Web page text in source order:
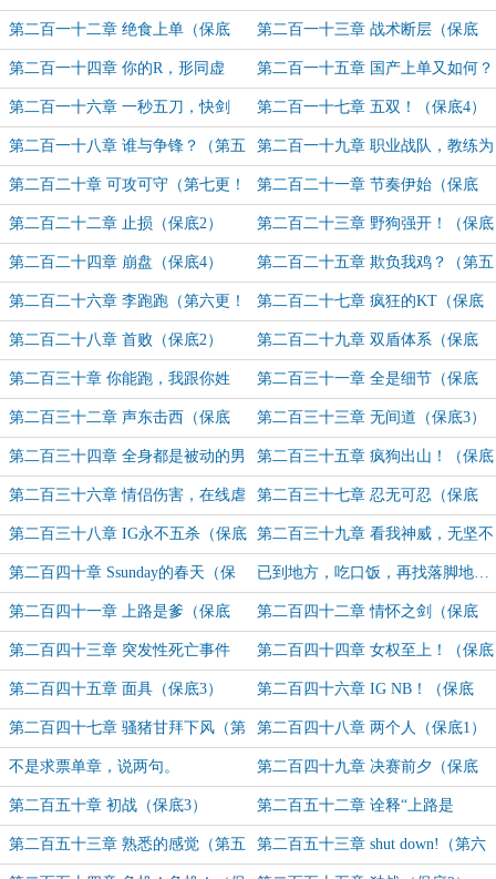
2）
第二百一十二章 绝食上单（保底
3）
第二百一十三章 战术断层（保底
4）
第二百一十四章 你的R，形同虚
设！（保底1）
第二百一十五章 国产上单又如何？
（保底2）
第二百一十六章 一秒五刀，快剑
式！（保底3）
第二百一十七章 五双！（保底4）
第二百一十八章 谁与争锋？（第五
更yhredlove盟加更6）
第二百一十九章 职业战队，教练为
王（第六更yhredlove盟加更7）
第二百二十章 可攻可守（第七更！
yhredlove盟加更8）
第二百二十一章 节奏伊始（保底
1）
第二百二十二章 止损（保底2） 第二百二十三章 野狗强开！（保底
3）
第二百二十四章 崩盘（保底4） 第二百二十五章 欺负我鸡？（第五
更yhredlove盟加更9）
第二百二十六章 李跑跑（第六更！
yhredlove盟加更10）
第二百二十七章 疯狂的KT（保底
1）
第二百二十八章 首败（保底2） 第二百二十九章 双盾体系（保底
3）
第二百三十章 你能跑，我跟你姓
（保底4）
第二百三十一章 全是细节（保底
1）
第二百三十二章 声东击西（保底
2）
第二百三十三章 无间道（保底3）
第二百三十四章 全身都是被动的男
人（保底4）
第二百三十五章 疯狗出山！（保底
1）
第二百三十六章 情侣伤害，在线虐
狗（保底2）
第二百三十七章 忍无可忍（保底
3）
第二百三十八章 IG永不五杀（保底
4）
第二百三十九章 看我神威，无坚不
摧！（保底1）
第二百四十章 Ssunday的春天（保
底2）
已到地方，吃口饭，再找落脚地…
第二百四十一章 上路是爹（保底
1）
第二百四十二章 情怀之剑（保底
2）
第二百四十三章 突发性死亡事件
（保底1）
第二百四十四章 女权至上！（保底
2）
第二百四十五章 面具（保底3） 第二百四十六章 IG NB！（保底
4）
第二百四十七章 骚猪甘拜下风（第
五更）
第二百四十八章 两个人（保底1）
不是求票单章，说两句。 第二百四十九章 决赛前夕（保底
2）
第二百五十章 初战（保底3） 第二百五十二章 诠释“上路是
爹”（保底4）
第二百五十三章 熟悉的感觉（第五 第二百五十三章 shut down!（第六